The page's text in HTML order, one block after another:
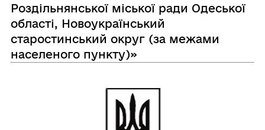
Роздільнянської міської ради Одеської
області, Новоукраїнський
старостинський округ (за межами
населеного пункту)»